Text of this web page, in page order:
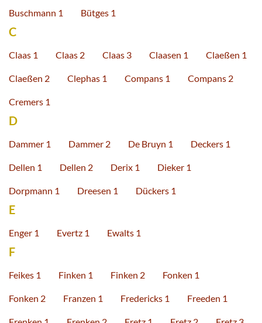
Buschmann 1 Bütges 1
C
Claas 1 Claas 2 Claas 3 Claasen 1 Claeßen 1
Claeßen 2 Clephas 1 Compans 1 Compans 2
Cremers 1
D
Dammer 1 Dammer 2 De Bruyn 1 Deckers 1
Dellen 1 Dellen 2 Derix 1 Dieker 1
Dorpmann 1 Dreesen 1 Dückers 1
E
Enger 1 Evertz 1 Ewalts 1
F
Feikes 1 Finken 1 Finken 2 Fonken 1
Fonken 2 Franzen 1 Fredericks 1 Freeden 1